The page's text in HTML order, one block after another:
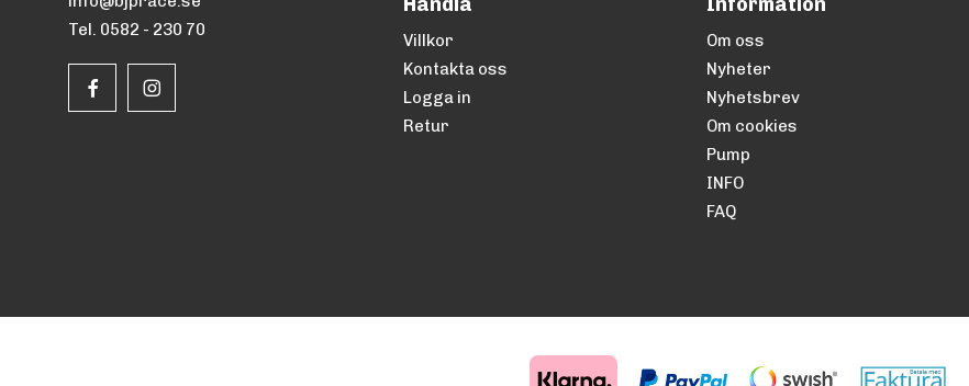
Tel. 0582 - 230 70
Villkor
Kontakta oss
Logga in
Retur
Om oss
Nyheter
Nyhetsbrev
Om cookies
Pump
INFO
FAQ